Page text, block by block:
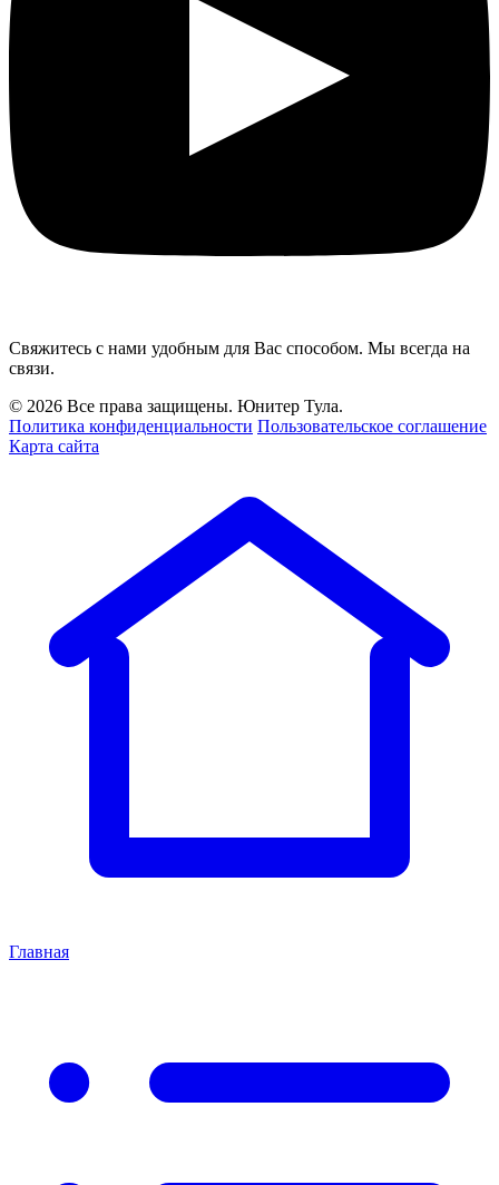
Свяжитесь с нами удобным для Вас способом. Мы всегда на
связи.
© 2026 Все права защищены. Юнитер Тула.
Политика конфиденциальности Пользовательское соглашение
Карта сайта
Главная